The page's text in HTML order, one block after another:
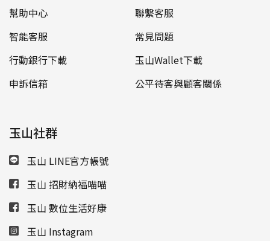
幫助中心
聯繫客服
智能客服
常見問題
行動銀行下載
玉山Wallet下載
申訴信箱
公平待客與顧客關係
玉山社群
玉山 LINE官方帳號
玉山 招財納福喵喵
玉山 數位生活好康
玉山 Instagram